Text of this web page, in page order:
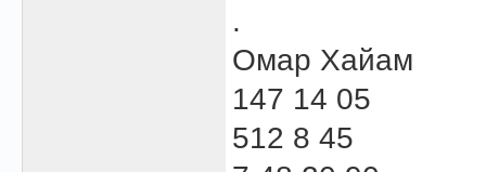
.
Омар Хайам
147 14 05
512 8 45